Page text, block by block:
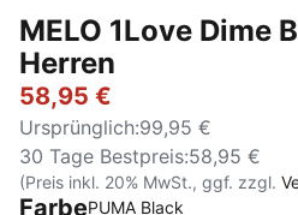
MELO 1Love Dime
Herren
58,95 €
Ursprünglich:99,95 €
30 Tage Bestpreis:58,95 €
(Preis inkl. 20% MwSt., ggf. zzgl.
FarbePUMA Black